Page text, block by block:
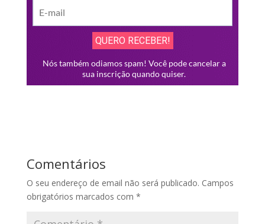
Comentários
O seu endereço de email não será publicado. Campos
obrigatórios marcados com *